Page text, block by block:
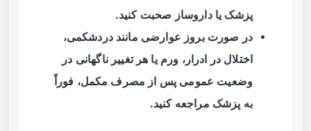
پزشک یا داروساز صحبت کنید.
در صورت بروز عوارضی مانند دردشکمی،
اختلال در ادرار، ورم یا هر تغییر ناگهانی در
وضعیت عمومی پس از مصرف مکمل، فوراً
به پزشک مراجعه کنید.